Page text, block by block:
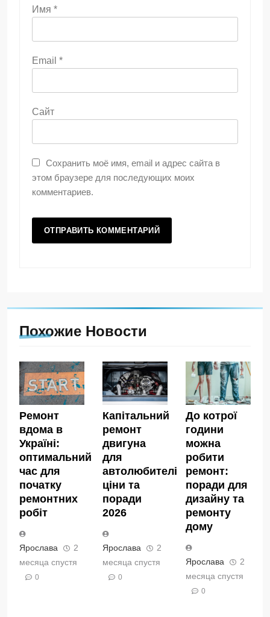
Имя *
Email *
Сайт
Сохранить моё имя, email и адрес сайта в
этом браузере для последующих моих
комментариев.
Похожие Новости
Ремонт
вдома в
Україні:
оптимальний
час для
початку
ремонтних
робіт
Ярослава
2
месяца спустя
0
Капітальний
ремонт
двигуна
для
автолюбителів:
ціни та
поради
2026
Ярослава
2
месяца спустя
0
До котрої
години
можна
робити
ремонт:
поради для
дизайну та
ремонту
дому
Ярослава
2
месяца спустя
0